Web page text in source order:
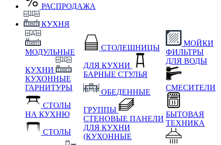
РАСПРОДАЖА
КУХНЯ
МОДУЛЬНЫЕ
КУХНИ
КУХОННЫЕ
ГАРНИТУРЫ
СТОЛЫ
НА КУХНЮ
СТОЛЫ
СТОЛЕШНИЦЫ
ДЛЯ КУХНИ
БАРНЫЕ СТУЛЬЯ
ОБЕДЕННЫЕ
ГРУППЫ
СТЕНОВЫЕ ПАНЕЛИ
ДЛЯ КУХНИ
(КУХОННЫЕ
МОЙКИ
ФИЛЬТРЫ
ДЛЯ ВОДЫ
СМЕСИТЕЛИ
БЫТОВАЯ
ТЕХНИКА